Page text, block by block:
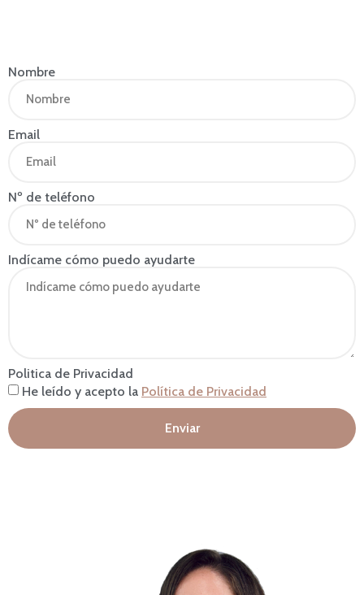
Nombre
Email
Nº de teléfono
Indícame cómo puedo ayudarte
Politica de Privacidad
He leído y acepto la Política de Privacidad
Enviar